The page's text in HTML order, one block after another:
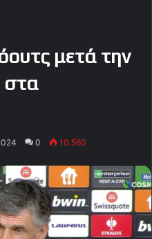
μετά την
στα
0 10.560